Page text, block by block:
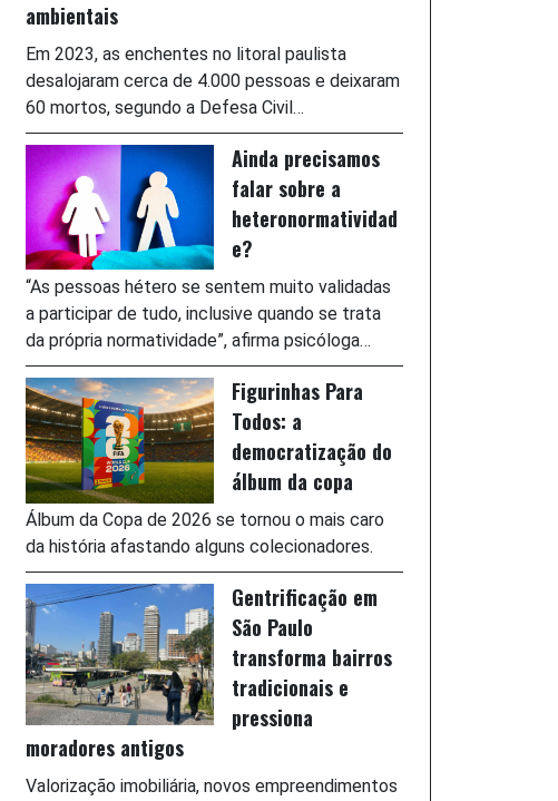
ambientais
Em 2023, as enchentes no litoral paulista
desalojaram cerca de 4.000 pessoas e deixaram
60 mortos, segundo a Defesa Civil…
Ainda precisamos
falar sobre a
heteronormatividad
e?
“As pessoas hétero se sentem muito validadas
a participar de tudo, inclusive quando se trata
da própria normatividade”, afirma psicóloga…
Figurinhas Para
Todos: a
democratização do
álbum da copa
Álbum da Copa de 2026 se tornou o mais caro
da história afastando alguns colecionadores.
Gentrificação em
São Paulo
transforma bairros
tradicionais e
pressiona
moradores antigos
Valorização imobiliária, novos empreendimentos